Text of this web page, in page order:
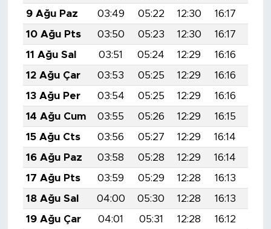
9 Ağu Paz
03:49 05:22 12:30 16:17
10 Ağu Pts
03:50 05:23 12:30 16:17
11 Ağu Sal
03:51 05:24 12:29 16:16
12 Ağu Çar
03:53 05:25 12:29 16:16
13 Ağu Per
03:54 05:25 12:29 16:16
14 Ağu Cum
03:55 05:26 12:29 16:15
15 Ağu Cts
03:56 05:27 12:29 16:14
16 Ağu Paz
03:58 05:28 12:29 16:14
17 Ağu Pts
03:59 05:29 12:28 16:13
18 Ağu Sal
04:00 05:30 12:28 16:13
19 Ağu Çar
04:01 05:31 12:28 16:12